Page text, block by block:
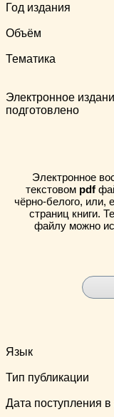
Год издания
Объём
Тематика
Электронное
подготовлено
Электронное
текстовом pdf
чёрно-белого, или,
страниц книги.
файлу можно
Язык
Тип публикации
Дата поступления в